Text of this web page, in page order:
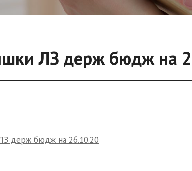
ЛЗ держ бюдж на
держ бюдж на 26.10.20